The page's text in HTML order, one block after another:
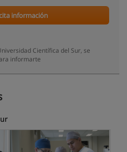
información
Científica del Sur, se
informarte